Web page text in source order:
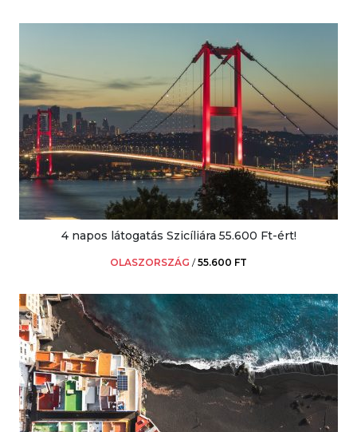
4 napos látogatás Szicíliára 55.600 Ft-ért!
OLASZORSZÁG /55.600 FT